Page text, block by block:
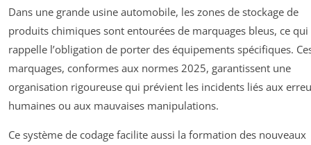
Dans une grande usine automobile, les zones de stockage de
produits chimiques sont entourées de marquages bleus, ce qui
rappelle l’obligation de porter des équipements spécifiques.
marquages, conformes aux normes 2025, garantissent une
organisation rigoureuse qui prévient les incidents liés aux
humaines ou aux mauvaises manipulations.
Ce système de codage facilite aussi la formation des nouveaux